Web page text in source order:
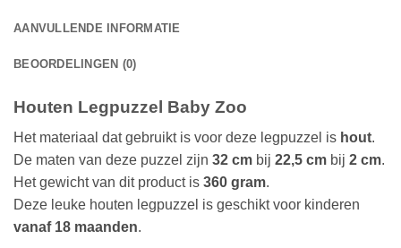
AANVULLENDE INFORMATIE
BEOORDELINGEN (0)
Houten Legpuzzel Baby Zoo
Het materiaal dat gebruikt is voor deze legpuzzel is hout.
De maten van deze puzzel zijn 32 cm bij 22,5 cm bij 2 cm.
Het gewicht van dit product is 360 gram.
Deze leuke houten legpuzzel is geschikt voor kinderen
vanaf 18 maanden.